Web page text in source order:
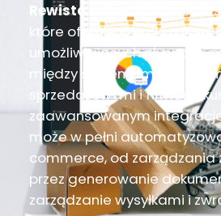
Rewista Linker
to
które oferuje szeroki zakres
umożliwiających płynną
między systemami,
sprzedażowymi i firmami
zaawansowanym
może w pełni
commerce, od zarządzania
przez generowanie
zarządzanie wysyłkami i